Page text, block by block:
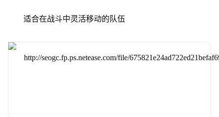
适合在战斗中灵活移动的队伍